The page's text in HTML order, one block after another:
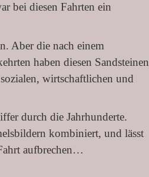
bei diesen Fahrten ein
Aber die nach einem
haben diesen Sandsteinen
wirtschaftlichen und
durch die Jahrhunderte.
kombiniert, und lässt
aufbrechen…